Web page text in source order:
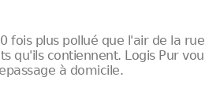
fois plus pollué que l'air de la
qu'ils contiennent. Logis Pur
à domicile.